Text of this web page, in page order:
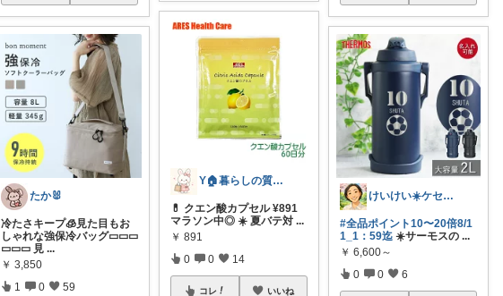
たか🐰
冷たさキープ🧊見た目もお
しゃれな強保冷バッグ▭▭▭
▭▭▭ 見 ...
￥ 3,850
1 0 59
Y🏠暮らしの質が上がる物探し
💊 クエン酸カプセル ¥891
マラソン中◎ ☀️ 夏バテ対 ...
￥ 891
0 0 14
コレ いいね
けいけい☀️ケセラセラと軽やかに🌻
#全品ポイント10〜20倍8/1
1_1：59迄 ☀️サーモスの ...
￥ 6,600～
0 0 6